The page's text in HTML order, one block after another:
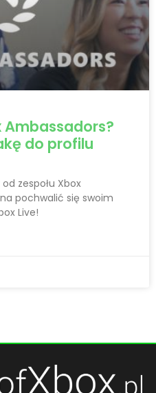
Ambassadors?
do profilu
zespołu Xbox
pochwalić się swoim
Live!